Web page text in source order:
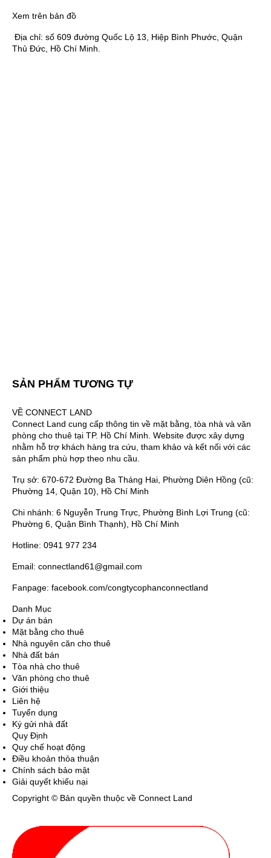
Xem trên bản đồ
Địa chỉ: số 609 đường Quốc Lộ 13, Hiệp Bình Phước, Quận
Thủ Đức, Hồ Chí Minh.
SẢN PHẨM TƯƠNG TỰ
VỀ CONNECT LAND
Connect Land cung cấp thông tin về mặt bằng, tòa nhà và văn
phòng cho thuê tại TP. Hồ Chí Minh. Website được xây dựng
nhằm hỗ trợ khách hàng tra cứu, tham khảo và kết nối với các
sản phẩm phù hợp theo nhu cầu.
Trụ sở: 670-672 Đường Ba Tháng Hai, Phường Diên Hồng (cũ:
Phường 14, Quận 10), Hồ Chí Minh
Chi nhánh: 6 Nguyễn Trung Trực, Phường Bình Lợi Trung (cũ:
Phường 6, Quận Bình Thạnh), Hồ Chí Minh
Hotline: 0941 977 234
Email: connectland61@gmail.com
Fanpage: facebook.com/congtycophanconnectland
Danh Mục
Dự án bán
Mặt bằng cho thuê
Nhà nguyên căn cho thuê
Nhà đất bán
Tòa nhà cho thuê
Văn phòng cho thuê
Giới thiệu
Liên hệ
Tuyển dụng
Ký gửi nhà đất
Quy Định
Quy chế hoạt động
Điều khoản thỏa thuận
Chính sách bảo mật
Giải quyết khiếu nại
Copyright © Bản quyền thuộc về Connect Land